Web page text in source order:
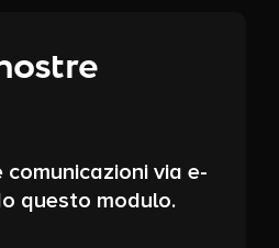
comunicazioni via e-
questo modulo.